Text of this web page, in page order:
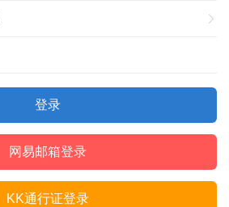
登录
网易邮箱登录
KK通行证登录